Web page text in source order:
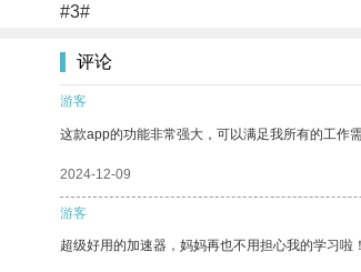
#3#
评论
游客
这款app的功能非常强大，可以满足我所有的工作
2024-12-09
游客
超级好用的加速器，妈妈再也不用担心我的学习啦！